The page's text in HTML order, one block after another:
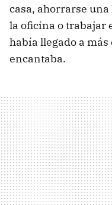
casa, ahorrarse
la oficina o trabajar
había llegado a
encantaba.